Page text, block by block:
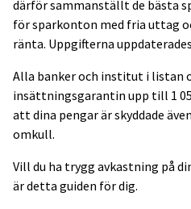
därför sammanställt de bästa
för sparkonton med fria uttag
ränta. Uppgifterna
Alla banker och institut i listan
insättningsgarantin upp till 1
att dina pengar är skyddade
omkull.
Vill du ha trygg avkastning på
är detta guiden för dig.